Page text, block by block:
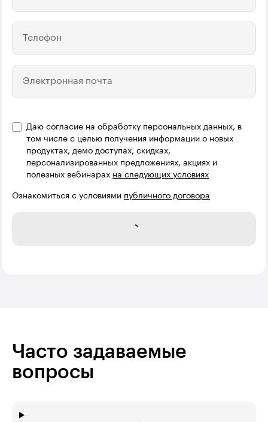
Телефон
Электронная почта
Название компании
Даю согласие на обработку персональных данных, в
том числе с целью получения информации о новых
продуктах, демо доступах, скидках,
персонализированных предложениях, акциях и
полезных вебинарах на следующих условиях
Ознакомиться с условиями публичного договора
Записаться
Часто задаваемые
вопросы